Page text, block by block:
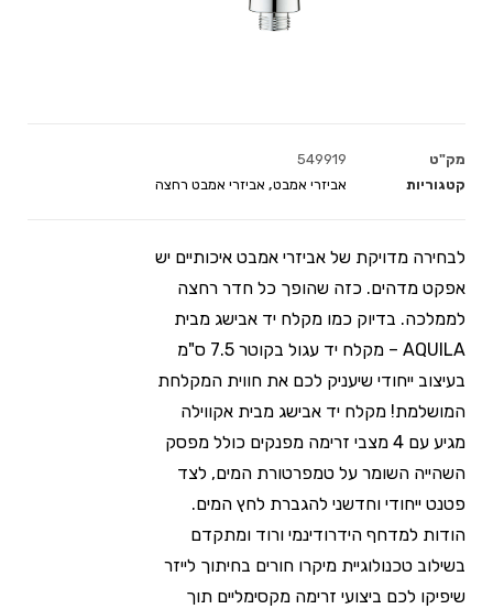
מק"ט
549919
קטגוריות
אביזרי אמבט, אביזרי אמבט רחצה
לבחירה מדויקת של אביזרי אמבט איכותיים יש
אפקט מדהים. כזה שהופך כל חדר רחצה
לממלכה. בדיוק כמו מקלח יד אבישג מבית
AQUILA – מקלח יד עגול בקוטר 7.5 ס"מ
בעיצוב ייחודי שיעניק לכם את חווית המקלחת
המושלמת! מקלח יד אבישג מבית אקווילה
מגיע עם 4 מצבי זרימה מפנקים כולל מפסק
השהייה השומר על טמפרטורת המים, לצד
פטנט ייחודי וחדשני להגברת לחץ המים.
הודות למדחף הידרודינמי ורוד ומתקדם
בשילוב טכנולוגיית מיקרו חורים בחיתוך לייזר
שיפיקו לכם ביצועי זרימה מקסימליים תוך